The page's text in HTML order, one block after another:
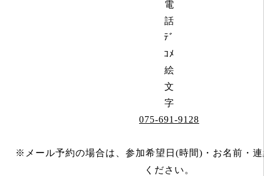
075-691-9128
※メール予約の場合は、参加希望日(時間)・お名前・
ください。